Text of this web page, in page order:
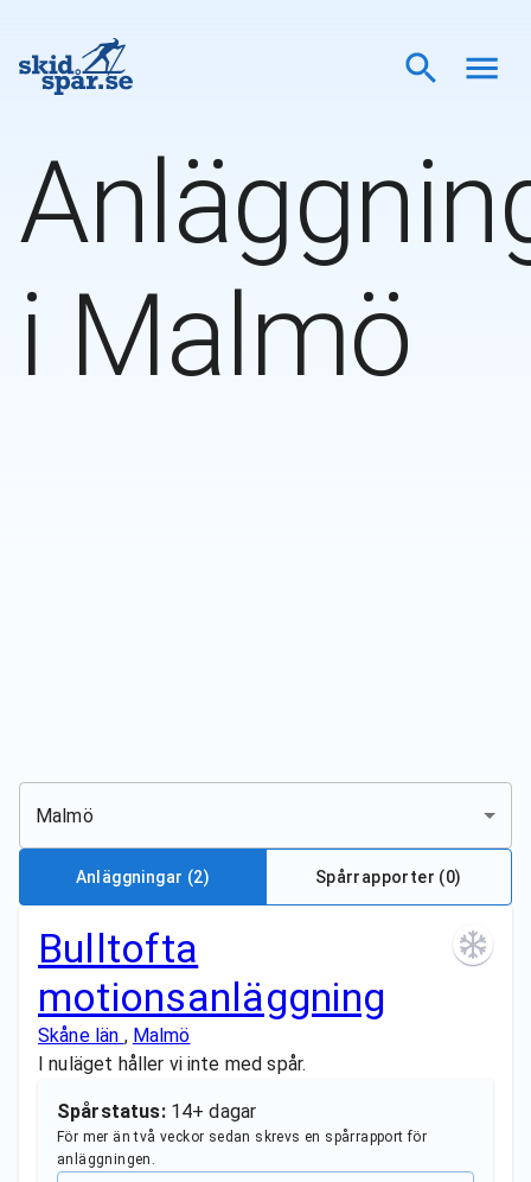
i Malmö
Malmö
Anläggningar (2) Spårrapporter (0)
Bulltofta
motionsanläggning
Skåne län , Malmö
I nuläget håller vi inte med spår.
Spårstatus: 14+ dagar
För mer än två veckor sedan skrevs en spårrapport för
anläggningen.